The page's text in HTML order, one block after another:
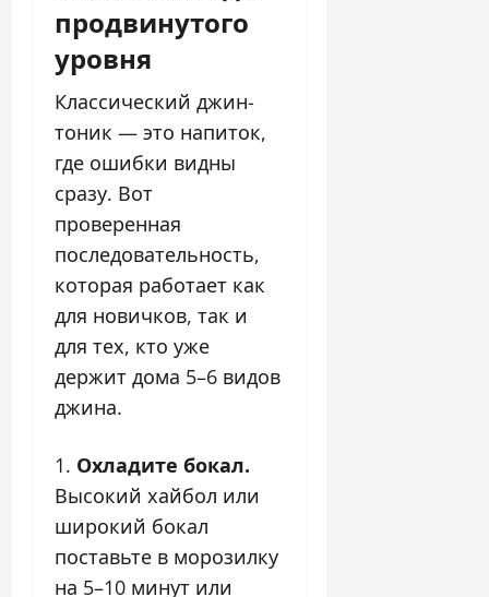
продвинутого
уровня
Классический джин-
тоник — это напиток,
где ошибки видны
сразу. Вот
проверенная
последовательность,
которая работает как
для новичков, так и
для тех, кто уже
держит дома 5–6 видов
джина.
Охладите бокал.
Высокий хайбол или
широкий бокал
поставьте в морозилку
на 5–10 минут или